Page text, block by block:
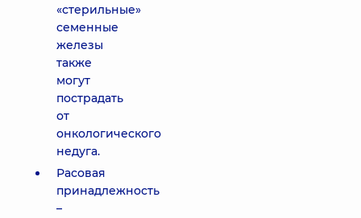
«стерильные»
семенные
железы
также
могут
пострадать
от
онкологического
недуга.
Расовая
принадлежность
–